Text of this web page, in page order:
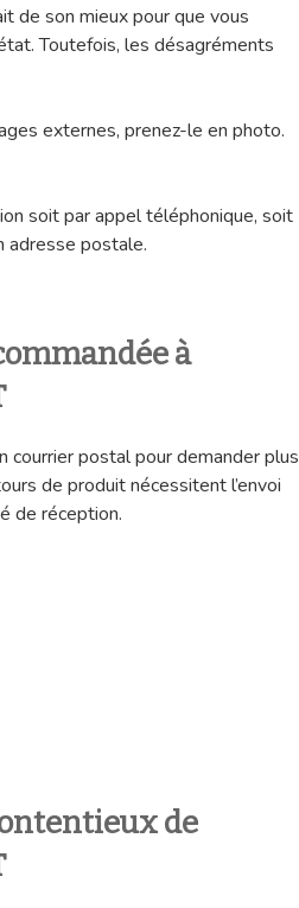
de son mieux pour que vous
Toutefois, les désagréments
externes, prenez-le en photo.
soit par appel téléphonique, soit
adresse postale.
à
courrier postal pour demander plus
de produit nécessitent l’envoi
de réception.
de